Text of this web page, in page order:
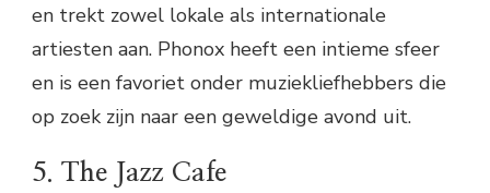
en trekt zowel lokale als internationale
artiesten aan. Phonox heeft een intieme sfeer
en is een favoriet onder muziekliefhebbers die
op zoek zijn naar een geweldige avond uit.
5. The Jazz Cafe